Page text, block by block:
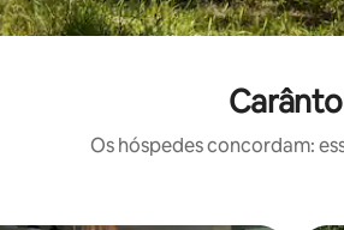
Os hóspedes concordam: